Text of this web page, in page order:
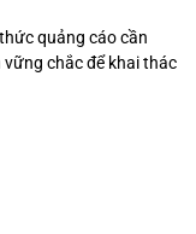
quảng cáo cần
chắc để khai thác